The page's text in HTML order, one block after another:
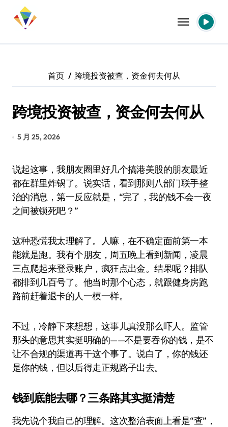
首页 跨境投资被查，资金何去何从
跨境投资被查，资金何去何从
5 月 25, 2026
说起这事，我朋友圈里好几个搞港美股的朋友最近
都在群里炸锅了。说实话，看到那则八部门联手整
治的消息，第一反应就是，“完了，我的钱不会一夜
之间被锁死吧？”
这种恐慌我太理解了。人嘛，在不确定面前第一本
能就是跑。我有个朋友，周五晚上看到新闻，凌晨
三点爬起来登录账户，疯狂点出金。结果呢？排队
都排到几百号了。他当时那个心态，就跟健身房跑
路前赶着退卡的人一模一样。
不过，冷静下来想想，这事儿真没那么吓人。监管
那头的意思其实挺明确的——不是要吞你的钱，是不
让不合规的渠道再干这个事了。说白了，你的钱还
是你的钱，但以后得走正规路子出去。
钱到底能去哪？三条路其实挺清楚
我先说个我自己的理解。这次整治表面上看是“查”，